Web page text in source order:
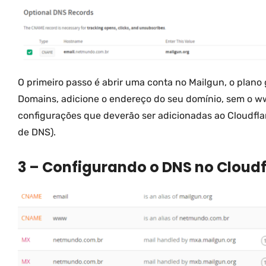
O primeiro passo é abrir uma conta no Mailgun, o
Domains, adicione o endereço do seu domínio, sem o
configurações que deverão ser adicionadas ao
de DNS).
3 – Configurando o DNS no